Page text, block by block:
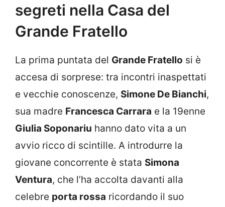
segreti nella Casa del
Grande Fratello
La prima puntata del Grande Fratello si è
accesa di sorprese: tra incontri inaspettati
e vecchie conoscenze, Simone De Bianchi,
sua madre Francesca Carrara e la 19enne
Giulia Soponariu hanno dato vita a un
avvio ricco di scintille. A introdurre la
giovane concorrente è stata Simona
Ventura, che l’ha accolta davanti alla
celebre porta rossa ricordando il suo